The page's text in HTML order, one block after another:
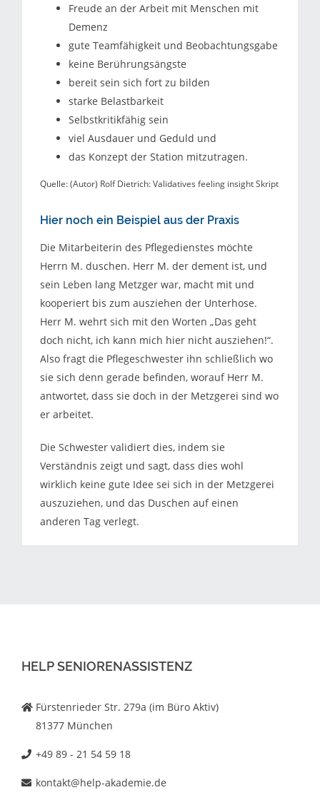
Freude an der Arbeit mit Menschen mit
Demenz
gute Teamfähigkeit und Beobachtungsgabe
keine Berührungsängste
bereit sein sich fort zu bilden
starke Belastbarkeit
Selbstkritikfähig sein
viel Ausdauer und Geduld und
das Konzept der Station mitzutragen.
Quelle: (Autor) Rolf Dietrich: Validatives feeling insight Skript
Hier noch ein Beispiel aus der Praxis
Die Mitarbeiterin des Pflegedienstes möchte
Herrn M. duschen. Herr M. der dement ist, und
sein Leben lang Metzger war, macht mit und
kooperiert bis zum ausziehen der Unterhose.
Herr M. wehrt sich mit den Worten „Das geht
doch nicht, ich kann mich hier nicht ausziehen!“.
Also fragt die Pflegeschwester ihn schließlich wo
sie sich denn gerade befinden, worauf Herr M.
antwortet, dass sie doch in der Metzgerei sind wo
er arbeitet.
Die Schwester validiert dies, indem sie
Verständnis zeigt und sagt, dass dies wohl
wirklich keine gute Idee sei sich in der Metzgerei
auszuziehen, und das Duschen auf einen
anderen Tag verlegt.
HELP SENIORENASSISTENZ
Fürstenrieder Str. 279a (im Büro Aktiv)
81377 München
+49 89 - 21 54 59 18
kontakt@help-akademie.de